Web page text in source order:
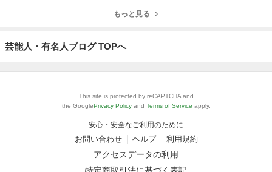
もっと見る
芸能人・有名人ブログ TOPへ
This site is protected by reCAPTCHA and
the GooglePrivacy Policy and Terms of Service apply.
安心・安全なご利用のために
お問い合わせ ヘルプ 利用規約
アクセスデータの利用